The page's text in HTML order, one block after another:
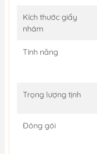
Kích thước giấy
nhám
Tính năng
Trọng lượng tịnh
Đóng gói